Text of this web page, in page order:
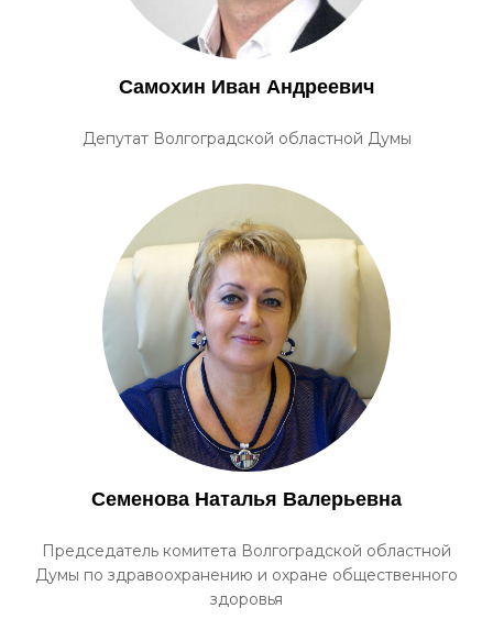
Самохин Иван Андреевич
Депутат Волгоградской областной Думы
Семенова Наталья Валерьевна
Председатель комитета Волгоградской областной
Думы по здравоохранению и охране общественного
здоровья